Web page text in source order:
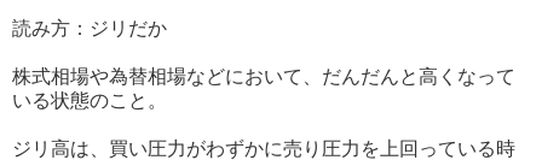
読み方：ジリだか
株式相場や為替相場などにおいて、だんだんと高くなって
いる状態のこと。
ジリ高は、買い圧力がわずかに売り圧力を上回っている時